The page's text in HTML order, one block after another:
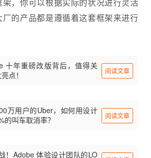
，你可以根据实际的状况进行灵活
的产品都是遵循着这套框架来进行
十年重磅改版背后，值得关
点！
阅读文章
万用户的Uber，如何用设计
的叫车取消率？
阅读文章
！Adobe 体验设计团队的LO